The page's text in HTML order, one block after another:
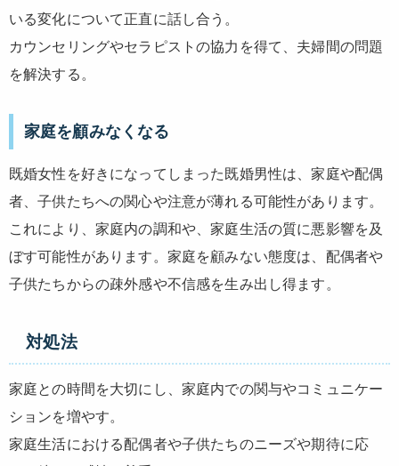
いる変化について正直に話し合う。
カウンセリングやセラピストの協力を得て、夫婦間の問題
を解決する。
家庭を顧みなくなる
既婚女性を好きになってしまった既婚男性は、家庭や配偶
者、子供たちへの関心や注意が薄れる可能性があります。
これにより、家庭内の調和や、家庭生活の質に悪影響を及
ぼす可能性があります。家庭を顧みない態度は、配偶者や
子供たちからの疎外感や不信感を生み出し得ます。
対処法
家庭との時間を大切にし、家庭内での関与やコミュニケー
ションを増やす。
家庭生活における配偶者や子供たちのニーズや期待に応